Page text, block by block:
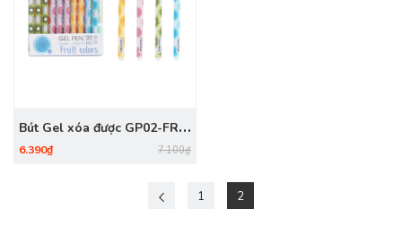
Bút Gel xóa được GP02-FR
Xanh
6.390₫ 7.100₫
1 2